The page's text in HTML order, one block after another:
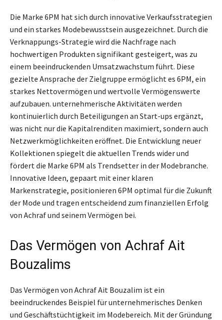
Die Marke 6PM hat sich durch innovative Verkaufsstrategien
und ein starkes Modebewusstsein ausgezeichnet. Durch die
Verknappungs-Strategie wird die Nachfrage nach
hochwertigen Produkten signifikant gesteigert, was zu
einem beeindruckenden Umsatzwachstum führt. Diese
gezielte Ansprache der Zielgruppe ermöglicht es 6PM, ein
starkes Nettovermögen und wertvolle Vermögenswerte
aufzubauen. unternehmerische Aktivitäten werden
kontinuierlich durch Beteiligungen an Start-ups ergänzt,
was nicht nur die Kapitalrenditen maximiert, sondern auch
Netzwerkmöglichkeiten eröffnet. Die Entwicklung neuer
Kollektionen spiegelt die aktuellen Trends wider und
fördert die Marke 6PM als Trendsetter in der Modebranche.
Innovative Ideen, gepaart mit einer klaren
Markenstrategie, positionieren 6PM optimal für die Zukunft
der Mode und tragen entscheidend zum finanziellen Erfolg
von Achraf und seinem Vermögen bei.
Das Vermögen von Achraf Ait
Bouzalims
Das Vermögen von Achraf Ait Bouzalim ist ein
beeindruckendes Beispiel für unternehmerisches Denken
und Geschäftstüchtigkeit im Modebereich. Mit der Gründung